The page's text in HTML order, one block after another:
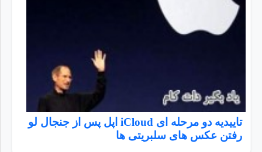
تاییدیه دو مرحله ای iCloud اپل پس از جنجال لو
رفتن عکس های سلبریتی ها